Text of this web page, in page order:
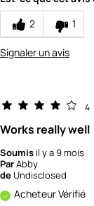
2
1
Signaler un avis
4
Works really well
Soumis il y a 9 mois
ParAbby
deUndisclosed
Acheteur Vérifié